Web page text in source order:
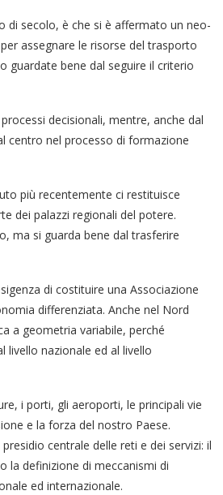
di secolo, è che si è affermato un neo-
assegnare le risorse del trasporto
guardate bene dal seguire il criterio
decisionali, mentre, anche dal
centro nel processo di formazione
più recentemente ci restituisce
dei palazzi regionali del potere.
ma si guarda bene dal trasferire
di costituire una Associazione
differenziata. Anche nel Nord
a geometria variabile, perché
livello nazionale ed al livello
i porti, gli aeroporti, le principali vie
e la forza del nostro Paese.
centrale delle reti e dei servizi: il
la definizione di meccanismi di
ed internazionale.
“La Grazia” di Sorrentino
presentato da Milvia Marigliano
“Il respiro del mare”, personale
di Terry Mangiatordi
Nuova tanker in acciaio inox
per la Navalmed
Una barca entra nel Fiordo di
Crapolla violando...
“Un’Ape tra le pagine”, prestito
digitale gratuito e...
“La Grazia” di Sorrentino
presentato da Milvia Marigliano